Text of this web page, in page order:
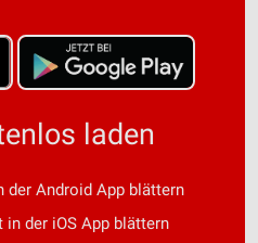
laden
der Android App blättern
der iOS App blättern